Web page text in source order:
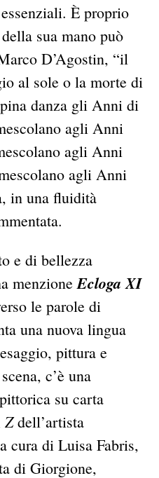
È proprio
sua mano può
D’Agostin, “il
al sole o la morte di
danza gli Anni di
agli Anni
agli Anni
agli Anni
in una fluidità
e di bellezza
menzione Ecloga XI
le parole di
una nuova lingua
pittura e
c’è una
su carta
Zdell’artista
cura di Luisa Fabris,
di Giorgione,